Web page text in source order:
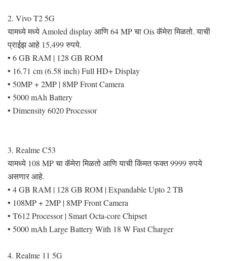
2. Vivo T2 5G
यामध्ये मध्ये Amoled display आणि 64 MP चा Ois कॅमेरा मिळतो. याची
प्राईझ आहे 15,499 रुपये.
• 6 GB RAM | 128 GB ROM
• 16.71 cm (6.58 inch) Full HD+ Display
• 50MP + 2MP | 8MP Front Camera
• 5000 mAh Battery
• Dimensity 6020 Processor
3. Realme C53
यामध्ये 108 MP चा कॅमेरा मिळतो आणि याची किंमत फक्त 9999 रुपये
असणार आहे.
• 4 GB RAM | 128 GB ROM | Expandable Upto 2 TB
• 108MP + 2MP | 8MP Front Camera
• T612 Processor | Smart Octa-core Chipset
• 5000 mAh Large Battery With 18 W Fast Charger
4. Realme 11 5G